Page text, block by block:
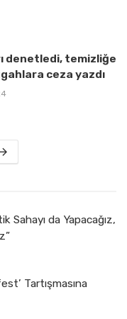
denetledi, temizliğe
ceza yazdı
Sahayı da Yapacağız,
Tartışmasına